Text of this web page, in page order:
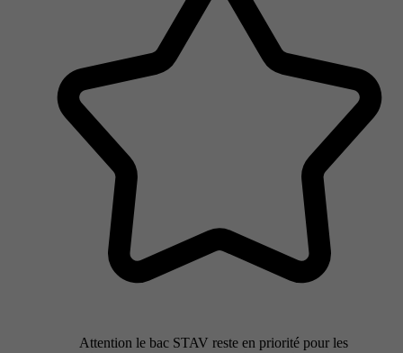
Attention le bac STAV reste en priorité pour les